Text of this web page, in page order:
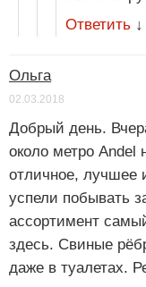
Ответить ↓
Ольга
02.03.2018
Добрый день.
около метро
отличное, лучшее
успели побывать
ассортимент
здесь. Свиные
даже в туалетах.